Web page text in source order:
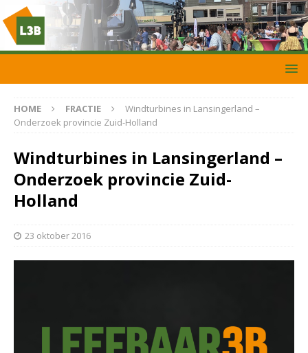
HOME FRACTIE
Windturbines in Lansingerland –
Onderzoek provincie Zuid-Holland
Windturbines in Lansingerland –
Onderzoek provincie Zuid-
Holland
23 oktober 2016